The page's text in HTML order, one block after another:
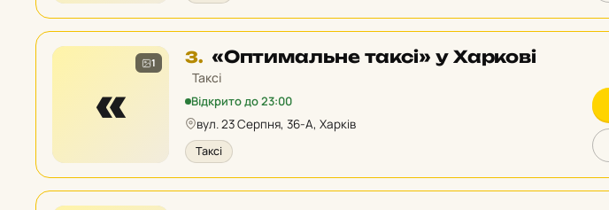
«
1 3. Місце
3
у
рейтингу:
«Оптимальне таксі» у Харкові
Таксі
Відкрито до 23:00
вул. 23 Серпня, 36-А, Харків
Таксі